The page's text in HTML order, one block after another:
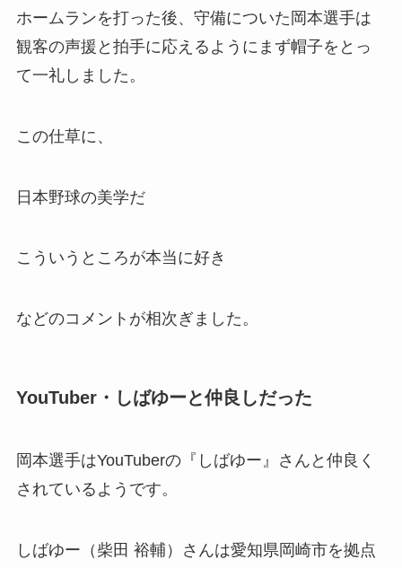
ホームランを打った後、守備についた岡本選手は
観客の声援と拍手に応えるようにまず帽子をとっ
て一礼しました。
この仕草に、
日本野球の美学だ
こういうところが本当に好き
などのコメントが相次ぎました。
YouTuber・しばゆーと仲良しだった
岡本選手はYouTuberの『しばゆー』さんと仲良く
されているようです。
しばゆー（柴田 裕輔）さんは愛知県岡崎市を拠点